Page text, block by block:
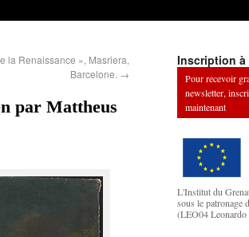
la Renaissance », Masriera,
Barcelone. →
par Mattheus
Inscription à
Pour recevoir
newsletter,
maintenant
L'Institut du
sous le patronage
(LEO04 Leonardo